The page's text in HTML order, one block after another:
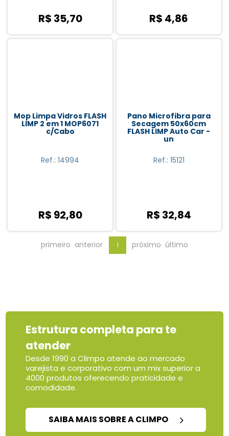
R$ 35,70 R$ 4,86
Mop Limpa Vidros FLASH
LIMP 2 em 1 MOP6071
c/Cabo
Ref.: 14994
R$ 92,80
Pano Microfibra para
Secagem 50x60cm
FLASH LIMP Auto Car -
un
Ref.: 15121
R$ 32,84
primeiro anterior 1 próximo último
Estrutura completa para te
atender
Desde 1990 a Climpo atende ao mercado
varejista e corporativo com um mix superior a
4000 produtos oferecendo praticidade e
comodidade.
SAIBA MAIS SOBRE A CLIMPO